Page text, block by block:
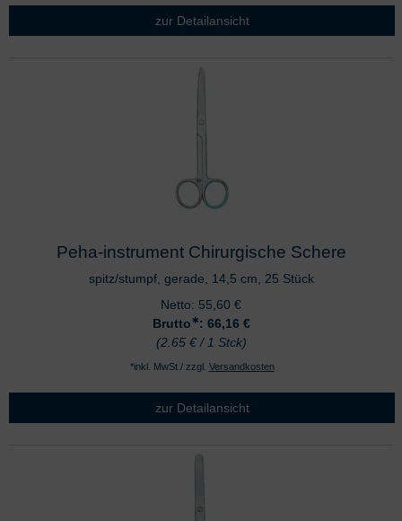
zur Detailansicht
Peha-instrument Chirurgische Schere
spitz/stumpf, gerade, 14,5 cm, 25 Stück
Netto: 55,60 €
Brutto∗: 66,16 €
(2.65 € / 1 Stck)
*inkl. MwSt./ zzgl. Versandkosten
zur Detailansicht